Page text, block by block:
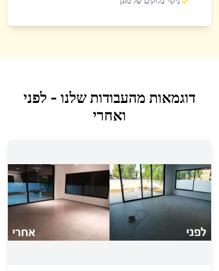
דוגמאות מהעבודות שלנו - לפני
ואחרי